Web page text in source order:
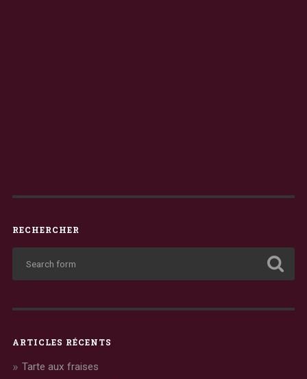
RECHERCHER
ARTICLES RÉCENTS
Tarte aux fraises